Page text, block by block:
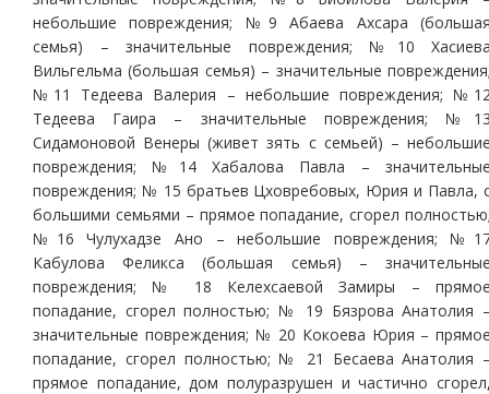
небольшие повреждения; №9 Абаева Ахсара
семья) – значительные повреждения; №10
Вильгельма (большая семья) – значительные
№11 Тедеева Валерия – небольшие повреждения;
Тедеева Гаира – значительные повреждения;
Сидамоновой Венеры (живет зять с семьей) –
повреждения; №14 Хабалова Павла –
повреждения; № 15 братьев Цховребовых, Юрия и Павла,
большими семьями – прямое попадание, сгорел
№16 Чулухадзе Ано – небольшие повреждения;
Кабулова Феликса (большая семья) –
повреждения; № 18 Келехсаевой Замиры –
попадание, сгорел полностью; № 19 Бязрова Анатолия
значительные повреждения; № 20 Кокоева Юрия –
попадание, сгорел полностью; № 21 Бесаева Анатолия
прямое попадание, дом полуразрушен и частично